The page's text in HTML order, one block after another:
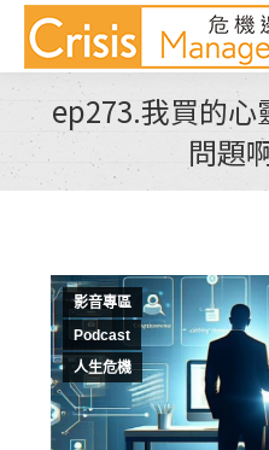
ep273.我買的心
問題
影音專區
Podcast
人生危機